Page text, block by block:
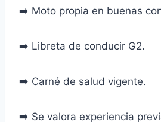
➡️ Moto propia en buenas
➡️ Libreta de conducir G2.
➡️ Carné de salud vigente.
➡️ Se valora experiencia